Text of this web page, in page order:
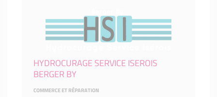
HYDROCURAGE SERVICE ISEROIS
BERGER BY
COMMERCE ET RÉPARATION